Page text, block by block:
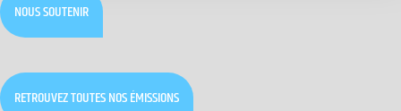
NOUS SOUTENIR
RETROUVEZ TOUTES NOS ÉMISSIONS